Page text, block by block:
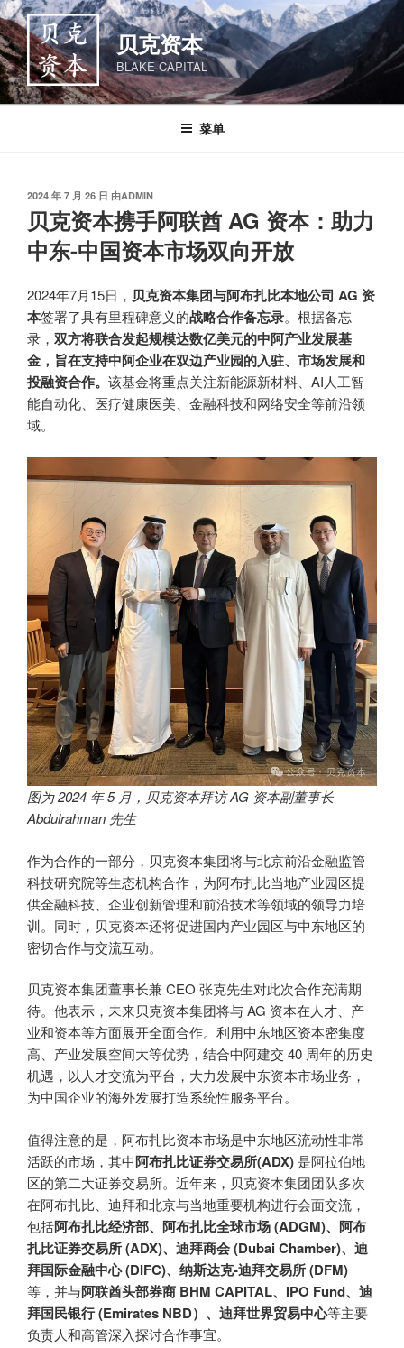
跳
至
内
容
贝克资本
BLAKE CAPITAL
菜单
发
布
于
2024 年 7 月 26 日 由ADMIN
贝克资本携手阿联酋 AG 资本：助力
中东-中国资本市场双向开放
2024年7月15日， 贝克资本集团与阿布扎比本地公司 AG 资
本签署了具有里程碑意义的战略合作备忘录。根据备忘
录， 双方将联合发起规模达数亿美元的中阿产业发展基
金，旨在支持中阿企业在双边产业园的入驻、市场发展和
投融资合作。 该基金将重点关注新能源新材料、AI人工智
能自动化、医疗健康医美、金融科技和网络安全等前沿领
域。
图为 2024 年 5 月，贝克资本拜访 AG 资本副董事长
Abdulrahman 先生
作为合作的一部分，贝克资本集团将与北京前沿金融监管
科技研究院等生态机构合作，为阿布扎比当地产业园区提
供金融科技、企业创新管理和前沿技术等领域的领导力培
训。同时，贝克资本还将促进国内产业园区与中东地区的
密切合作与交流互动。
贝克资本集团董事长兼 CEO 张克先生对此次合作充满期
待。他表示，未来贝克资本集团将与 AG 资本在人才、产
业和资本等方面展开全面合作。利用中东地区资本密集度
高、产业发展空间大等优势，结合中阿建交 40 周年的历史
机遇，以人才交流为平台，大力发展中东资本市场业务，
为中国企业的海外发展打造系统性服务平台。
值得注意的是，阿布扎比资本市场是中东地区流动性非常
活跃的市场，其中阿布扎比证券交易所(ADX) 是阿拉伯地
区的第二大证券交易所。近年来，贝克资本集团团队多次
在阿布扎比、迪拜和北京与当地重要机构进行会面交流，
包括阿布扎比经济部、阿布扎比全球市场 (ADGM)、阿布
扎比证券交易所 (ADX)、迪拜商会 (Dubai Chamber)、迪
拜国际金融中心 (DIFC)、纳斯达克-迪拜交易所 (DFM)
等，并与阿联酋头部券商 BHM CAPITAL、IPO Fund、迪
拜国民银行 (Emirates NBD）、迪拜世界贸易中心等主要
负责人和高管深入探讨合作事宜。